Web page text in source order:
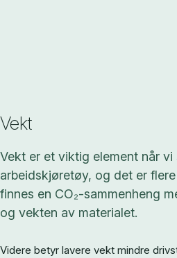
Vekt
Vekt er et viktig element når vi
arbeidskjøretøy, og det er
finnes en CO₂-sammenheng
og vekten av materialet.
Videre betyr lavere vekt mindre